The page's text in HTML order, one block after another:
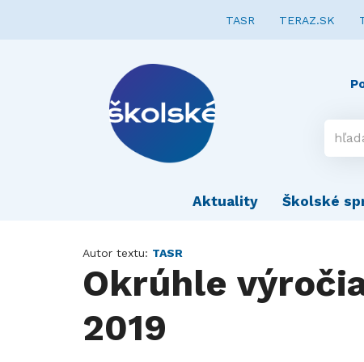
TASR TERAZ.SK
Aktuality Školské
Autor textu: TASR
Okrúhle
2019